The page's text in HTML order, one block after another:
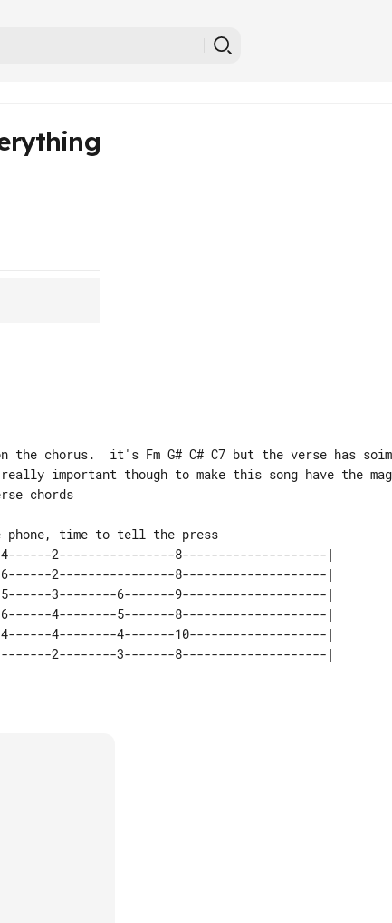
important though to make this song have the
chords
2----------------8--------------------|
2----------------8--------------------|
3--------6-------9--------------------|
4--------5-------8--------------------|
4--------4-------10-------------------|